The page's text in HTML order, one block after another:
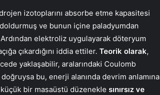
izotoplarını absorbe etme kapasitesi
ve bunun içine paladyumdan
elektroliz uygulayarak döteryum
çıkardığını iddia ettiler. Teorik olarak,
yaklaşabilir, aralarındaki Coulomb
bu, enerji alanında devrim anlamına
bir masaüstü düzenekle sınırsız ve